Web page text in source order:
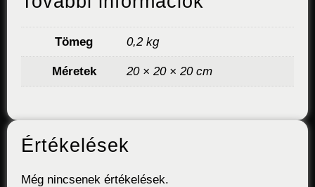
Tömeg 0,2 kg
Méretek 20 × 20 × 20 cm
Értékelések
Még nincsenek értékelések.